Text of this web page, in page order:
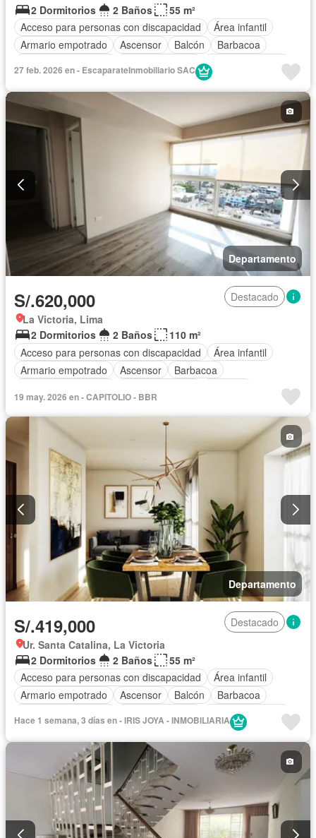
2 Dormitorios
2 Baños
55 m²
Acceso para personas con discapacidad
Área infantil
Armario empotrado
Ascensor Balcón
Barbacoa
Cocina equipada
Gas natural Internet
Vigilante
Parcialmente amoblado
27 feb. 2026 en - EscaparateInmobiliario SAC
Departamento
S/.620,000
Destacado
La Victoria, Lima
2 Dormitorios
2 Baños
110 m²
Acceso para personas con discapacidad
Área infantil
Armario empotrado
Ascensor
Barbacoa
Gas natural
Patio Seguridad
Vista panorámica
Sin amoblar
19 may. 2026 en - CAPITOLIO - BBR
Departamento
S/.419,000
Destacado
Ur. Santa Catalina, La Victoria
2 Dormitorios
2 Baños
55 m²
Acceso para personas con discapacidad
Área infantil
Armario empotrado
Ascensor Balcón
Barbacoa
Cocina equipada
Jardín
Piscina Vigilante Seguridad
Terraza
Vista panorámica
Parcialmente amoblado
Hace 1 semana, 3 días en - IRIS JOYA - INMOBILIARIA